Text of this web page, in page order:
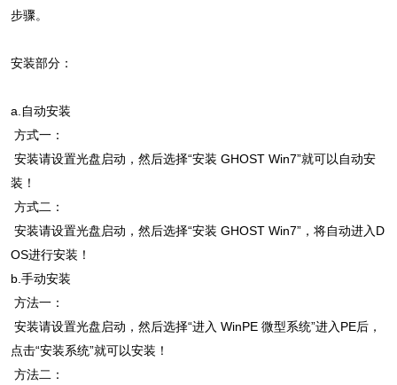
步骤。
安装部分：
a.自动安装
方式一：
安装请设置光盘启动，然后选择“安装 GHOST Win7”就可以自动安
装！
方式二：
安装请设置光盘启动，然后选择“安装 GHOST Win7”，将自动进入D
OS进行安装！
b.手动安装
方法一：
安装请设置光盘启动，然后选择“进入 WinPE 微型系统”进入PE后，
点击“安装系统”就可以安装！
方法二：